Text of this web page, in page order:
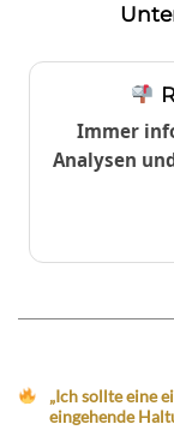
Immer
Analysen
„Ich sollte eine
eingehende